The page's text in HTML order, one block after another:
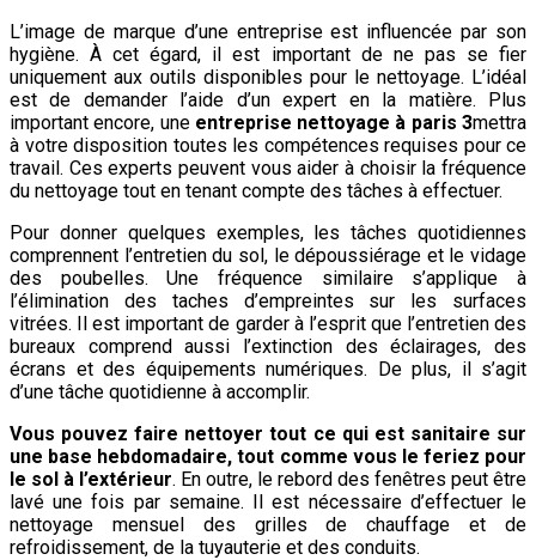
L’image de marque d’une entreprise est influencée par son
hygiène. À cet égard, il est important de ne pas se fier
uniquement aux outils disponibles pour le nettoyage. L’idéal
est de demander l’aide d’un expert en la matière. Plus
important encore, une entreprise nettoyage à paris 3mettra
à votre disposition toutes les compétences requises pour ce
travail. Ces experts peuvent vous aider à choisir la fréquence
du nettoyage tout en tenant compte des tâches à effectuer.
Pour donner quelques exemples, les tâches quotidiennes
comprennent l’entretien du sol, le dépoussiérage et le vidage
des poubelles. Une fréquence similaire s’applique à
l’élimination des taches d’empreintes sur les surfaces
vitrées. Il est important de garder à l’esprit que l’entretien des
bureaux comprend aussi l’extinction des éclairages, des
écrans et des équipements numériques. De plus, il s’agit
d’une tâche quotidienne à accomplir.
Vous pouvez faire nettoyer tout ce qui est sanitaire sur
une base hebdomadaire, tout comme vous le feriez pour
le sol à l’extérieur. En outre, le rebord des fenêtres peut être
lavé une fois par semaine. Il est nécessaire d’effectuer le
nettoyage mensuel des grilles de chauffage et de
refroidissement, de la tuyauterie et des conduits.